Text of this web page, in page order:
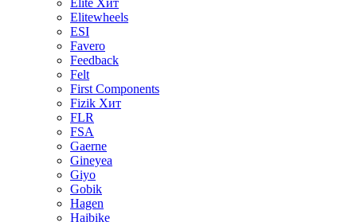
Elite Хит
Elitewheels
ESI
Favero
Feedback
Felt
First Components
Fizik Хит
FLR
FSA
Gaerne
Gineyea
Giyo
Gobik
Hagen
Haibike